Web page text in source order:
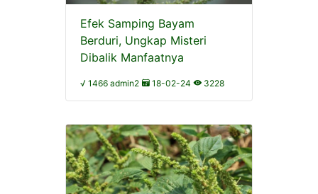
Efek Samping Bayam
Berduri, Ungkap Misteri
Dibalik Manfaatnya
√ 1466 admin2 18-02-24 3228